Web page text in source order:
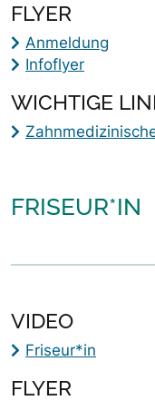
FLYER
Anmeldung
Infoflyer
WICHTIGE
FRISEUR*IN
VIDEO
Friseur*in
FLYER